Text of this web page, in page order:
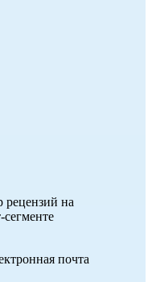
рецензий на
почта